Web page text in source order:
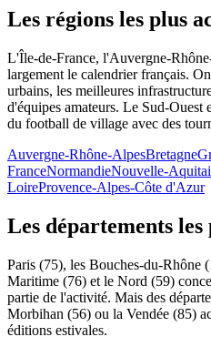
Les régions les plus
L'Île-de-France, l'Auvergne-
largement le calendrier français.
urbains, les meilleures
d'équipes amateurs. Le Sud-Ouest
du football de village avec des
Auvergne-Rhône-AlpesBretagne
FranceNormandieNouvelle-
LoireProvence-Alpes-Côte d'Azur
Les départements
Paris (75), les Bouches-du-Rhône
Maritime (76) et le Nord (59)
partie de l'activité. Mais des
Morbihan (56) ou la Vendée (85)
éditions estivales.